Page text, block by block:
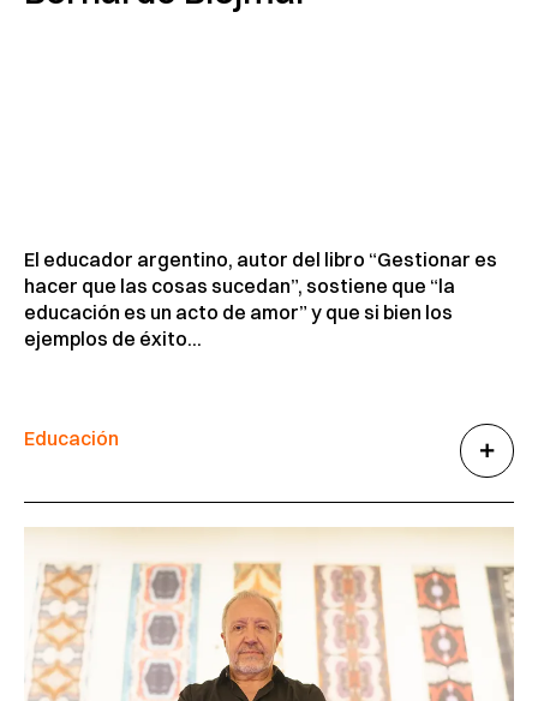
El educador argentino, autor del libro “Gestionar es
hacer que las cosas sucedan”, sostiene que “la
educación es un acto de amor” y que si bien los
ejemplos de éxito...
Educación